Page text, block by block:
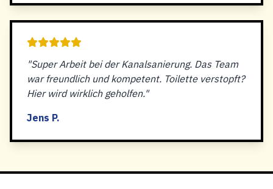
"Super Arbeit bei der Kanalsanierung. Das Team
war freundlich und kompetent. Toilette verstopft?
Hier wird wirklich geholfen."
Jens P.